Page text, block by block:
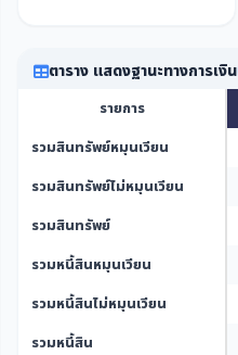
ตาราง แสดงฐานะทางการเงิน
รายการ
รวมสินทรัพย์หมุนเวียน
รวมสินทรัพย์ไม่หมุนเวียน
รวมสินทรัพย์
รวมหนี้สินหมุนเวียน
รวมหนี้สินไม่หมุนเวียน
รวมหนี้สิน